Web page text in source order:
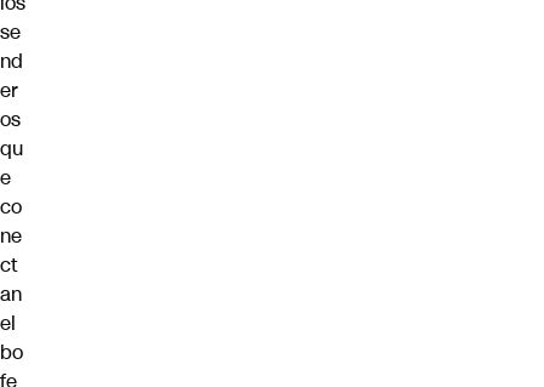
se
nd
er
os
qu
e
co
ne
ct
an
el
bo
fe